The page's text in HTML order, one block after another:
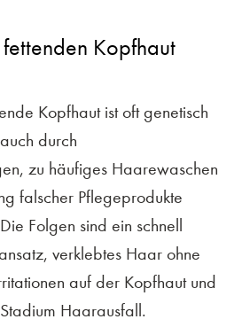
Kopfhaut
Kopfhaut ist oft genetisch
durch
zu häufiges Haarewaschen
falscher Pflegeprodukte
Folgen sind ein schnell
verklebtes Haar ohne
auf der Kopfhaut und
Haarausfall.